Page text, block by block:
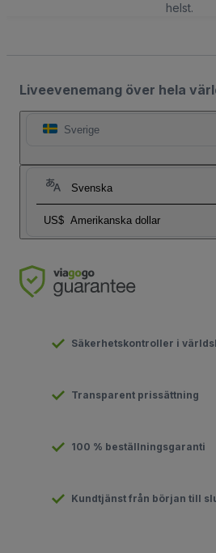
helst.
Liveevenemang över hela
Sverige
Svenska
US$ Amerikanska dollar
Säkerhetskontroller i
Transparent prissättning
100 % beställningsgaranti
Kundtjänst från början till